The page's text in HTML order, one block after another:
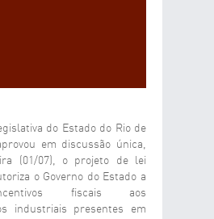
do Estado do Rio de
em discussão única,
(01/07), o projeto de lei
o Governo do Estado a
fiscais aos
industriais presentes em